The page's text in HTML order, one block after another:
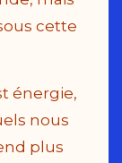
cette
énergie,
nous
plus